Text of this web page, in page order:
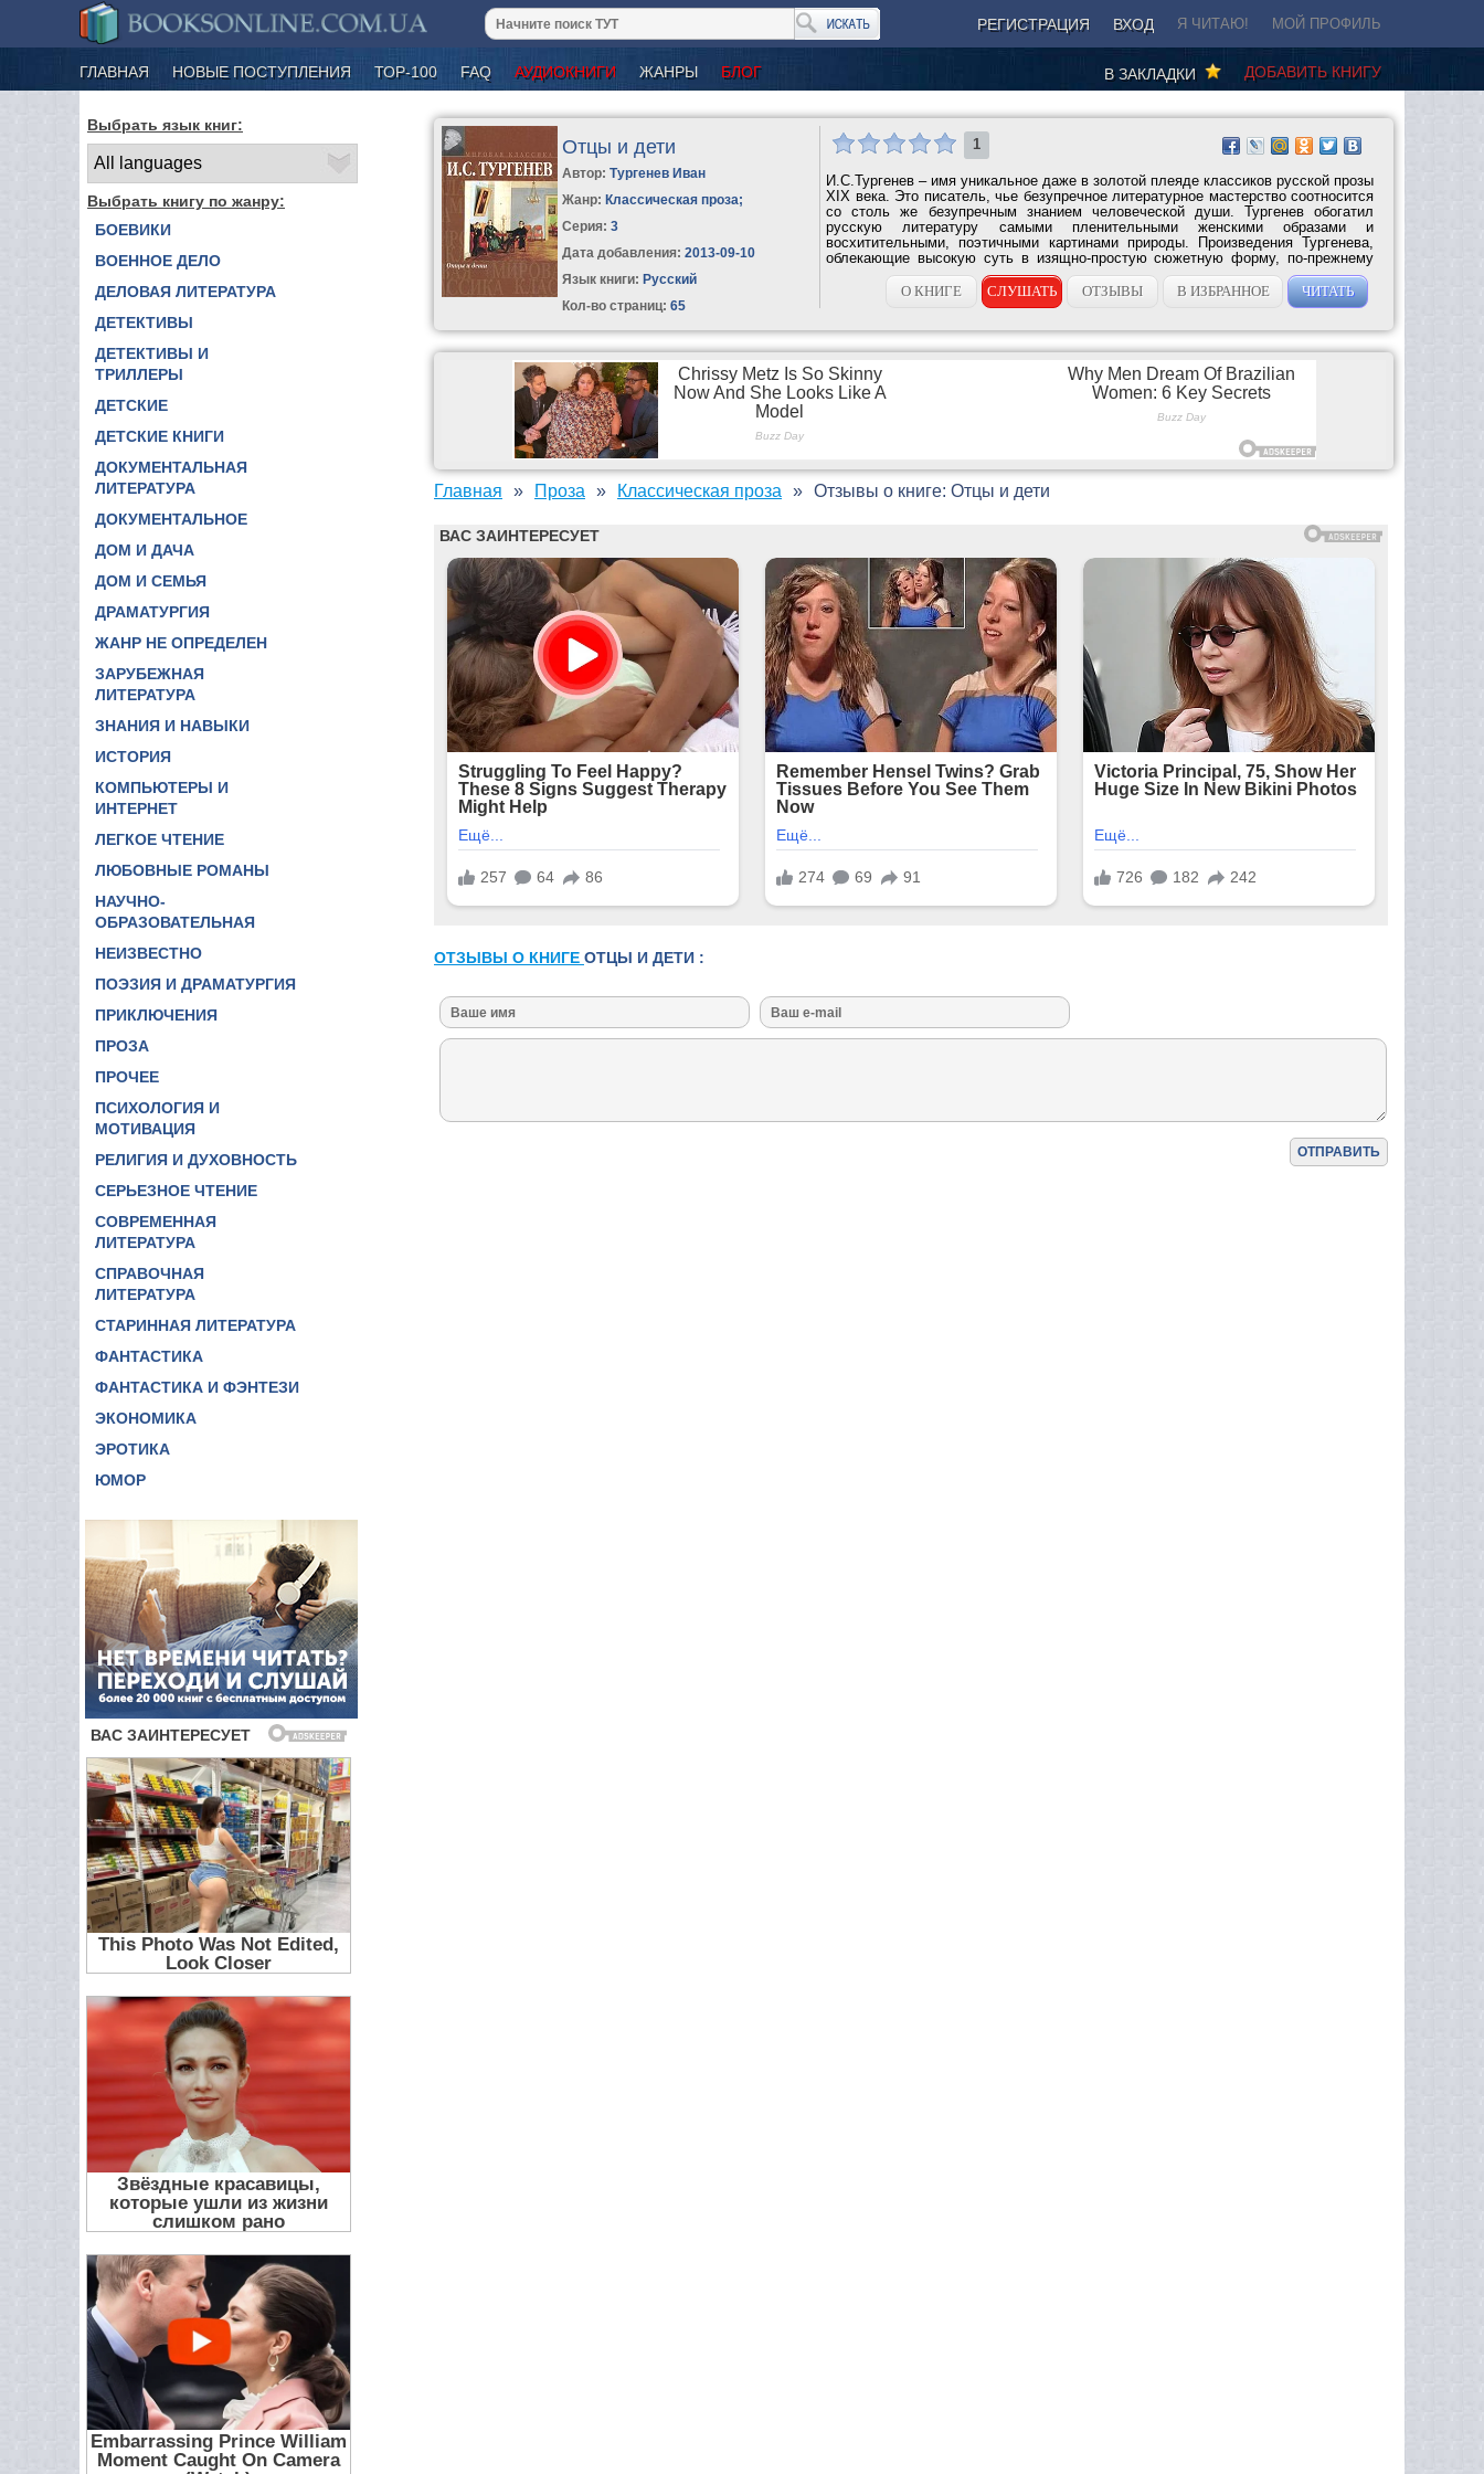
РЕГИСТРАЦИЯ ВХОД Я ЧИТАЮ! МОЙ ПРОФИЛЬ
ГЛАВНАЯ НОВЫЕ ПОСТУПЛЕНИЯ ТОР-100 FAQ АУДИОКНИГИ ЖАНРЫ БЛОГ ДОБАВИТЬ КНИГУ
В ЗАКЛАДКИ
Выбрать язык книг:
Выбрать книгу по жанру:
БОЕВИКИ
ВОЕННОЕ ДЕЛО
ДЕЛОВАЯ ЛИТЕРАТУРА
ДЕТЕКТИВЫ
ДЕТЕКТИВЫ И
ТРИЛЛЕРЫ
ДЕТСКИЕ
ДЕТСКИЕ КНИГИ
ДОКУМЕНТАЛЬНАЯ
ЛИТЕРАТУРА
ДОКУМЕНТАЛЬНОЕ
ДОМ И ДАЧА
ДОМ И СЕМЬЯ
ДРАМАТУРГИЯ
ЖАНР НЕ ОПРЕДЕЛЕН
ЗАРУБЕЖНАЯ
ЛИТЕРАТУРА
ЗНАНИЯ И НАВЫКИ
ИСТОРИЯ
КОМПЬЮТЕРЫ И
ИНТЕРНЕТ
ЛЕГКОЕ ЧТЕНИЕ
ЛЮБОВНЫЕ РОМАНЫ
НАУЧНО-
ОБРАЗОВАТЕЛЬНАЯ
НЕИЗВЕСТНО
ПОЭЗИЯ И ДРАМАТУРГИЯ
ПРИКЛЮЧЕНИЯ
ПРОЗА
ПРОЧЕЕ
ПСИХОЛОГИЯ И
МОТИВАЦИЯ
РЕЛИГИЯ И ДУХОВНОСТЬ
СЕРЬЕЗНОЕ ЧТЕНИЕ
СОВРЕМЕННАЯ
ЛИТЕРАТУРА
СПРАВОЧНАЯ
ЛИТЕРАТУРА
СТАРИННАЯ ЛИТЕРАТУРА
ФАНТАСТИКА
ФАНТАСТИКА И ФЭНТЕЗИ
ЭКОНОМИКА
ЭРОТИКА
ЮМОР
Отцы и дети
Автор:Тургенев Иван
Жанр: Классическая проза;
Серия:3
Дата добавления: 2013-09-10
Язык книги: Русский
Кол-во страниц: 65
1
И.С.Тургенев – имя уникальное даже в золотой плеяде классиков русской прозы
XIX века. Это писатель, чье безупречное литературное мастерство соотносится
со столь же безупречным знанием человеческой души. Тургенев обогатил
русскую литературу самыми пленительными женскими образами и
восхитительными, поэтичными картинами природы. Произведения Тургенева,
облекающие высокую суть в изящно-простую сюжетную форму, по-прежнему
О КНИГЕ
СЛУШАТЬ ОТЗЫВЫ В ИЗБРАННОЕ ЧИТАТЬ
Главная Проза Классическая проза Отзывы о книге: Отцы и дети
ОТЗЫВЫ О КНИГЕ ОТЦЫ И ДЕТИ :